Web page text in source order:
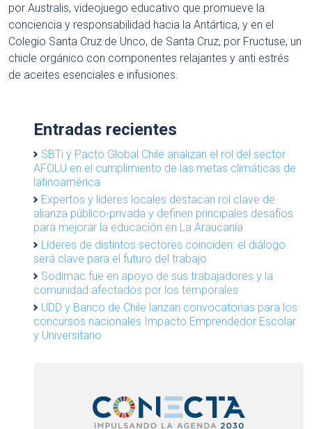
por Australis, videojuego educativo que promueve la
conciencia y responsabilidad hacia la Antártica, y en el
Colegio Santa Cruz de Unco, de Santa Cruz, por Fructuse, un
chicle orgánico con componentes relajantes y anti estrés
de aceites esenciales e infusiones.
Entradas recientes
SBTi y Pacto Global Chile analizan el rol del sector
AFOLU en el cumplimiento de las metas climáticas de
latinoamérica
Expertos y líderes locales destacan rol clave de
alianza público-privada y definen principales desafíos
para mejorar la educación en La Araucanía
Líderes de distintos sectores coinciden: el diálogo
será clave para el futuro del trabajo
Sodimac fue en apoyo de sus trabajadores y la
comunidad afectados por los temporales
UDD y Banco de Chile lanzan convocatorias para los
concursos nacionales Impacto Emprendedor Escolar
y Universitario